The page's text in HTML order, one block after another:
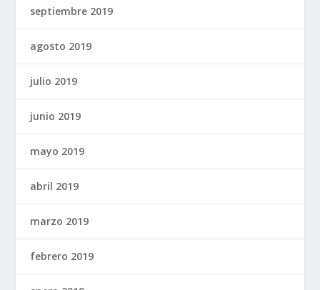
septiembre 2019
agosto 2019
julio 2019
junio 2019
mayo 2019
abril 2019
marzo 2019
febrero 2019